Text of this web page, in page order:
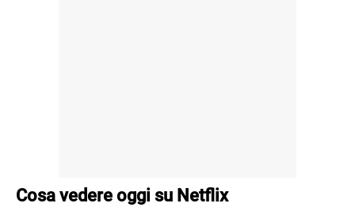
Cosa vedere oggi su Netflix